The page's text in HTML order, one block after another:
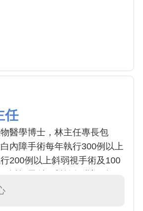
任
醫學博士，林主任專長包
內障手術每年執行300例以上
200例以上斜弱視手術及100
及各式控制近視方式，斜弱